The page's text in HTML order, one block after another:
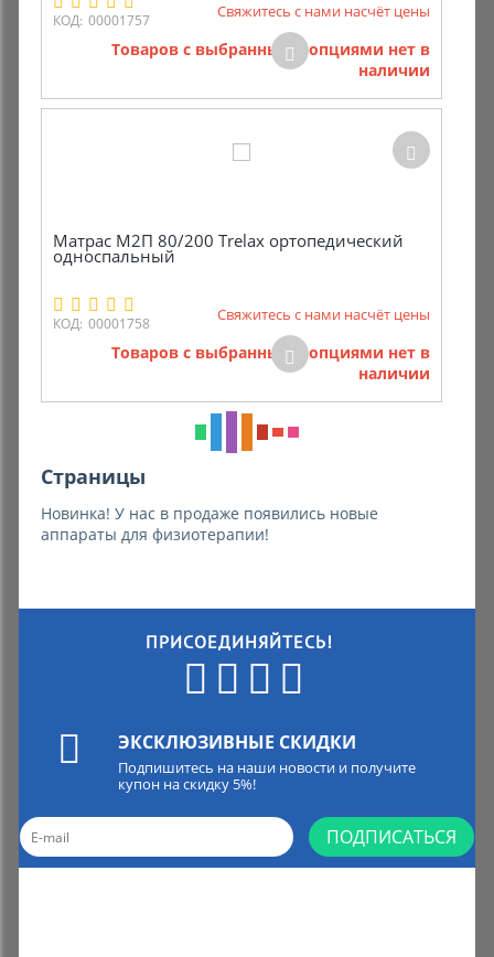
КОД: 00001757 Свяжитесь с нами насчёт цены
Товаров с выбранными опциями нет в
наличии
Матрас M2П 80/200 Trelax ортопедический
односпальный
КОД: 00001758 Свяжитесь с нами насчёт цены
Товаров с выбранными опциями нет в
наличии
Страницы
Новинка! У нас в продаже появились новые
аппараты для физиотерапии!
ПРИСОЕДИНЯЙТЕСЬ!
ЭКСКЛЮЗИВНЫЕ СКИДКИ
Подпишитесь на наши новости и получите
купон на скидку 5%!
ПОДПИСАТЬСЯ